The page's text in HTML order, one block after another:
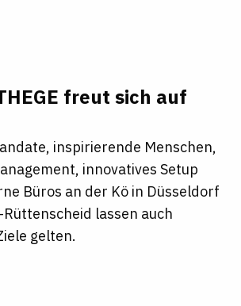
freut sich auf
inspirierende Menschen,
innovatives Setup
Büros an der Kö in Düsseldorf
Rüttenscheid lassen auch
gelten.